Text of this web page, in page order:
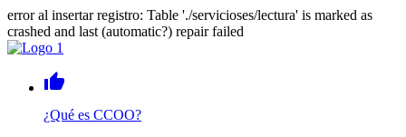
error al insertar registro: Table './servicioses/lectura' is marked as
crashed and last (automatic?) repair failed
thumb_up
¿Qué es CCOO?